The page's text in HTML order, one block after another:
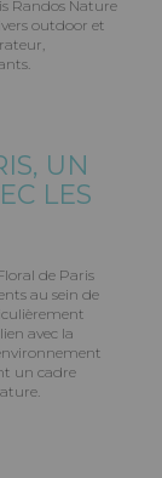
Randos Nature
outdoor et
UN
LES
de Paris
au sein de
avec la
un cadre